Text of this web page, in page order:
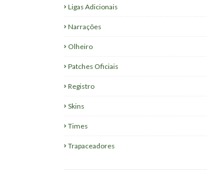
Ligas Adicionais
Narrações
Olheiro
Patches Oficiais
Registro
Skins
Times
Trapaceadores